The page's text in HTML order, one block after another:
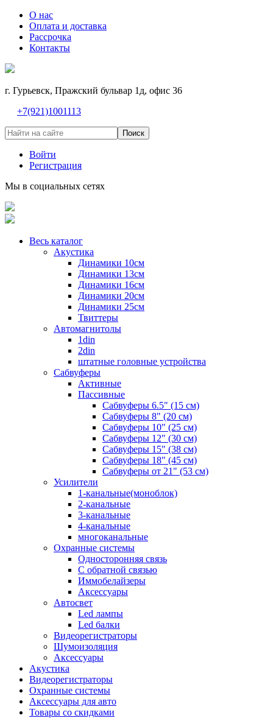
О нас
Оплата и доставка
Рассрочка
Контакты
г. Гурьевск, Пражский бульвар 1д, офис 36
+7(921)1001113
Поиск
Войти
Регистрация
Мы в социальных сетях
Весь каталог
Акустика
Динамики 10см
Динамики 13см
Динамики 16см
Динамики 20см
Динамики 25см
Твиттеры
Автомагнитолы
1din
2din
штатные головные устройства
Сабвуферы
Активные
Пассивные
Сабвуферы 6.5" (15 см)
Сабвуферы 8" (20 см)
Сабвуферы 10" (25 см)
Сабвуферы 12" (30 см)
Сабвуферы 15" (38 см)
Сабвуферы 18" (45 см)
Сабвуферы от 21" (53 см)
Усилители
1-канальные(моноблок)
2-канальные
3-канальные
4-канальные
многоканальные
Охранные системы
Односторонняя связь
С обратной связью
Иммобелайзеры
Аксессуары
Автосвет
Led лампы
Led балки
Видеорегистраторы
Шумоизоляция
Аксессуары
Акустика
Видеорегистраторы
Охранные системы
Аксессуары для авто
Товары со скидками